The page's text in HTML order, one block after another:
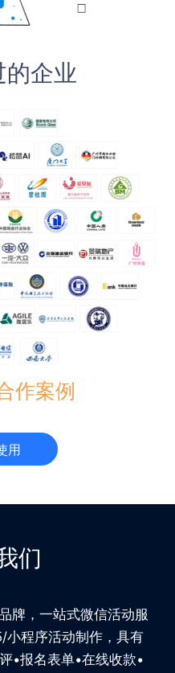
的企业
作案例
用
们
牌，一站式微信活动服
小程序活动制作，具有
•报名表单•在线收款•